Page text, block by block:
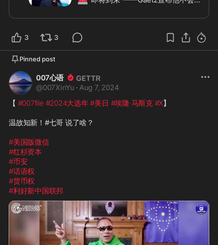
分。
不应该这样。
即将到来！
🧩
昨日话音刚落，令人振奋的消息便
来啦。#马特·盖茨律师 开干
-股票、加密货币、能源期货、#非营利
❇️ 静等发酵并密切关注👀
#宗教战 #英美战 ……愈演愈烈，可谓
你死我活博弈中…… #新中国联邦不参
3 3
Pinned post
007心语
@007XinYu · Aug 7, 2024
【 #007file #2024大选年#美日 #埃隆·马斯克 #X】
温故知新！#七哥 说了啥？
#美国版微信
#红杉资本
#币安
#话语权
#货币权
#利好新中国联邦